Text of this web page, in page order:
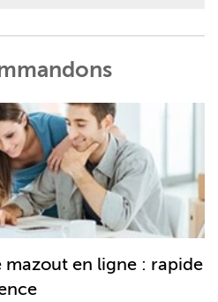
en ligne : rapide